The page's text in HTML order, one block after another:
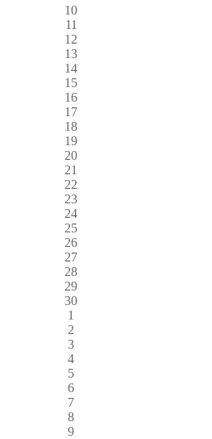
10
11
12
13
14
15
16
17
18
19
20
21
22
23
24
25
26
27
28
29
30
1
2
3
4
5
6
7
8
9